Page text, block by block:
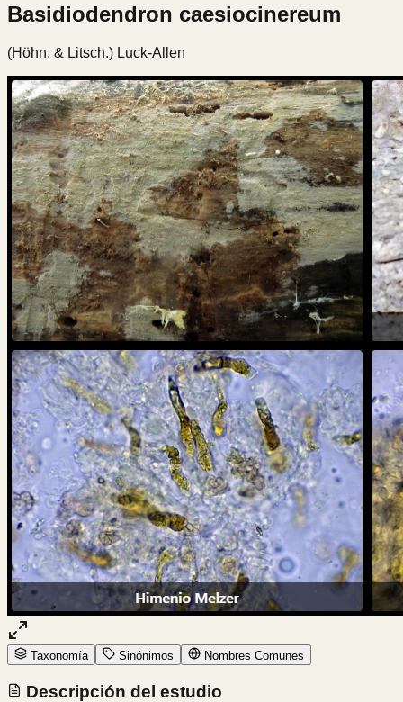
Basidiodendron caesiocinereum
(Höhn. & Litsch.) Luck-Allen
Taxonomía Sinónimos Nombres Comunes
Descripción del estudio